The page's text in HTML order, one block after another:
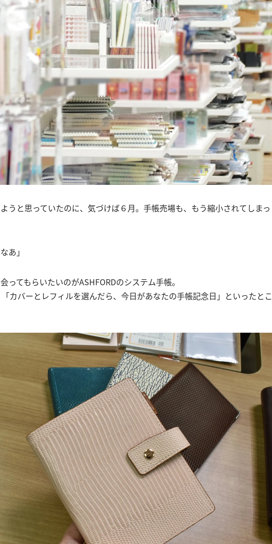
うと思っていたのに、気づけば６月。手帳売場も、もう縮小されてしまっ
あ」
ってもらいたいのがASHFORDのシステム手帳。
カバーとレフィルを選んだら、今日があなたの手帳記念日」といったとこ